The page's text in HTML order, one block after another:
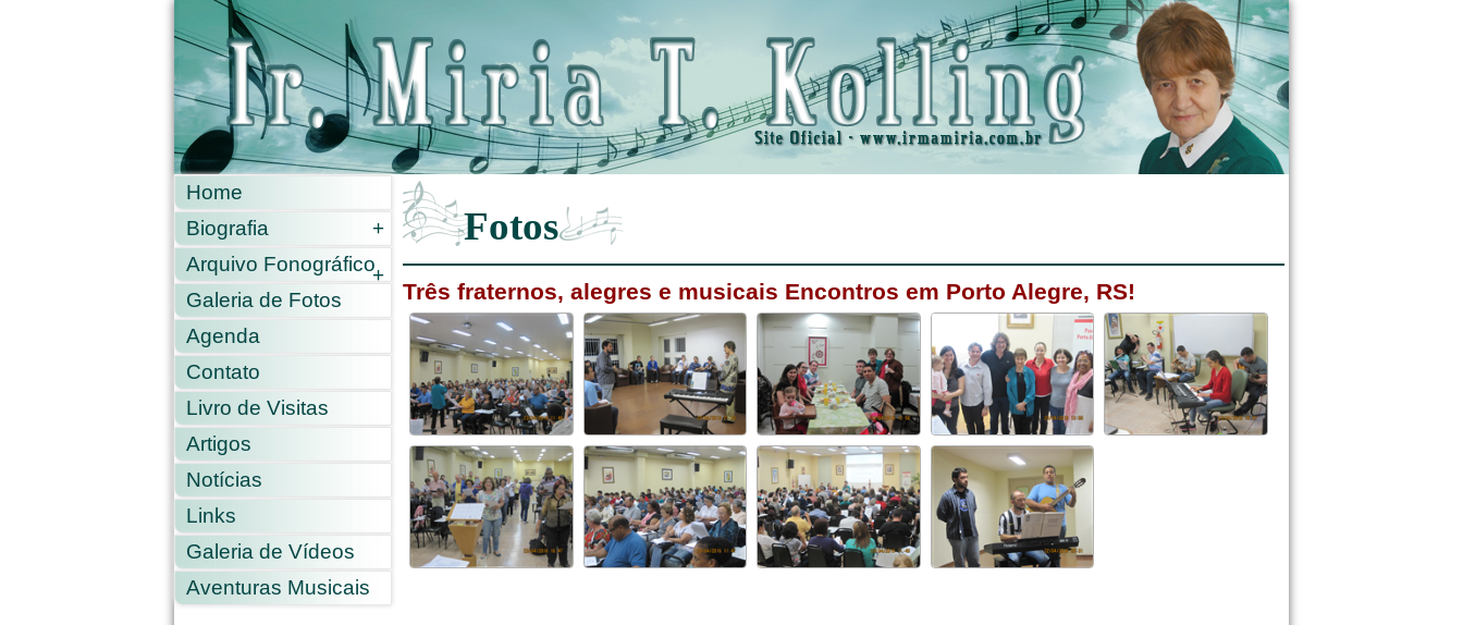
Home
Biografia
+
Arquivo Fonográfico+
Galeria de Fotos
Agenda
Contato
Livro de Visitas
Artigos
Notícias
Links
Galeria de Vídeos
Aventuras Musicais
Fotos
Três fraternos, alegres e musicais Encontros em Porto Alegre, RS!